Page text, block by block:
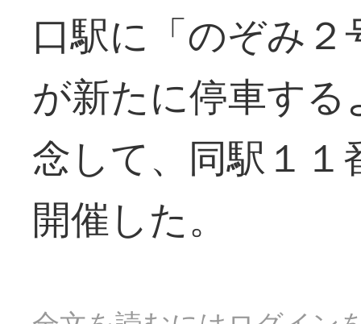
口駅に「のぞみ
が新たに停車す
念して、同駅１
開催した。